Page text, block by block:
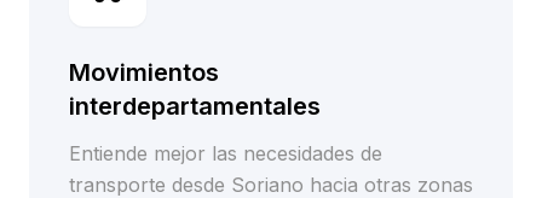
Movimientos
interdepartamentales
Entiende mejor las necesidades de
transporte desde Soriano hacia otras zonas